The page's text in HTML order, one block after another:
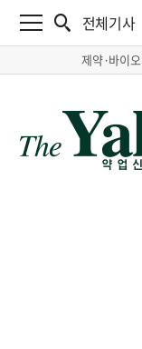
전체기사
제약·바이오